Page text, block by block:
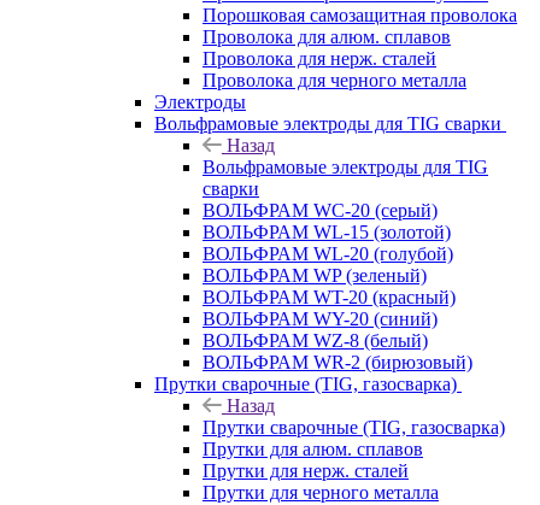
Порошковая самозащитная проволока
Проволока для алюм. сплавов
Проволока для нерж. сталей
Проволока для черного металла
Электроды
Вольфрамовые электроды для TIG сварки
Назад
Вольфрамовые электроды для TIG
сварки
ВОЛЬФРАМ WC-20 (серый)
ВОЛЬФРАМ WL-15 (золотой)
ВОЛЬФРАМ WL-20 (голубой)
ВОЛЬФРАМ WP (зеленый)
ВОЛЬФРАМ WT-20 (красный)
ВОЛЬФРАМ WY-20 (синий)
ВОЛЬФРАМ WZ-8 (белый)
ВОЛЬФРАМ WR-2 (бирюзовый)
Прутки сварочные (TIG, газосварка)
Назад
Прутки сварочные (TIG, газосварка)
Прутки для алюм. сплавов
Прутки для нерж. сталей
Прутки для черного металла